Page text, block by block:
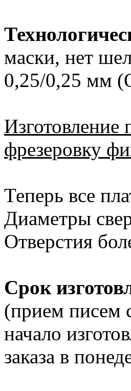
маски, нет
0,25/0,25 мм
Изготовление
фрезеровку
Теперь все
Диаметры
Отверстия
Срок
(прием писем
начало
заказа в